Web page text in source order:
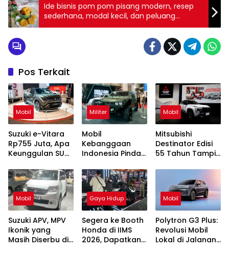
Ide bisnis pom pom pisang modern, resep
sederhana, modal kecil, dan peluang
keuntungan harian
Pos Terkait
Mobil
Suzuki e-Vitara
Rp755 Juta, Apa
Keunggulan SUV
Suzuki?
Militer
Mobil
Kebanggaan
Indonesia Pindad
MV2 Tampil di
IIMS 2026
Mobil
Mitsubishi
Destinator Edisi
55 Tahun Tampil
Varian Paling
Tinggi
Mobil
Suzuki APV, MPV
Ikonik yang
Masih Diserbu di
Gaya Hidup
Segera ke Booth
Honda di IIMS
2026, Dapatkan
Mobil
Polytron G3 Plus:
Revolusi Mobil
Lokal di Jalanan